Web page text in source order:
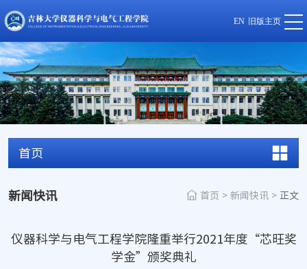
EN 旧版主页
首页
新闻快讯 首页 > 新闻快讯 > 正文
仪器科学与电气工程学院隆重举行2021年度“芯旺奖
学金”颁奖典礼